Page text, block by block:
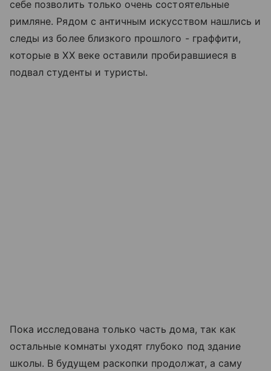
себе позволить только очень состоятельные
римляне. Рядом с античным искусством нашлись и
следы из более близкого прошлого - граффити,
которые в XX веке оставили пробиравшиеся в
подвал студенты и туристы.
Пока исследована только часть дома, так как
остальные комнаты уходят глубоко под здание
школы. В будущем раскопки продолжат, а саму